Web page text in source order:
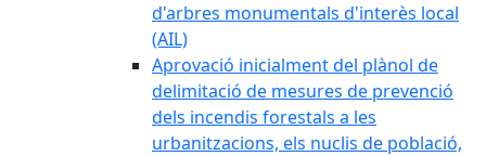
d'arbres monumentals d'interès local
(AIL)
Aprovació inicialment del plànol de
delimitació de mesures de prevenció
dels incendis forestals a les
urbanitzacions, els nuclis de població,